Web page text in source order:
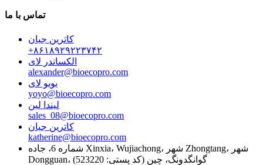
تماس با ما
کاترین جیان
‎+۸۶۱۸۹۲۹۲۲۳۷۴۲‎
الکساندر لای
alexander@bioecopro.com
یویو لای
yoyo@bioecopro.com
لیندا لین
sales_08@bioecopro.com
کاترین جیان
katherine@bioecopro.com
شماره 6، جاده Xinxia، Wujiachong، شهر Zhongtang، شهر
Dongguan، گوانگدونگ، چین (کد پستی: 523220)